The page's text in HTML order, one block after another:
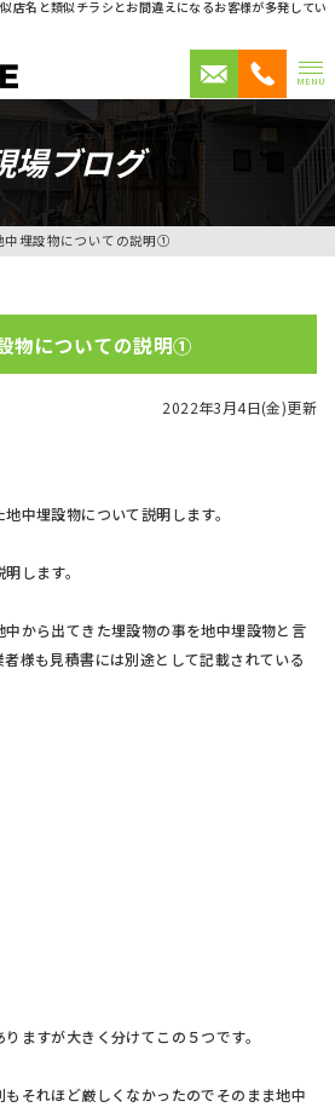
店名と類似チラシとお間違えになるお客様が多発してい
MENU
場ブログ
中埋設物についての説明①
物についての説明①
2022年3月4日(金)更新
中埋設物について説明します。
します。
から出てきた埋設物の事を地中埋設物と言
様も見積書には別途として記載されている
ますが大きく分けてこの５つです。
それほど厳しくなかったのでそのまま地中